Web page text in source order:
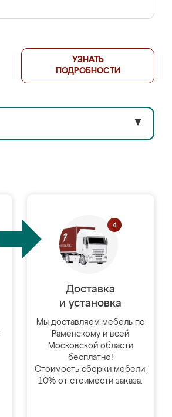
УЗНАТЬ
ПОДРОБНОСТИ
▼
Доставка
и установка
Мы доставляем мебель по
Раменскому и всей
Московской области
бесплатно!
Стоимость сборки мебели:
10% от стоимости заказа.